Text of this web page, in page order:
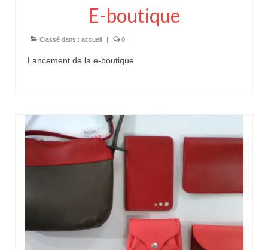
E-boutique
Classé dans : accueil | 0
Lancement de la e-boutique